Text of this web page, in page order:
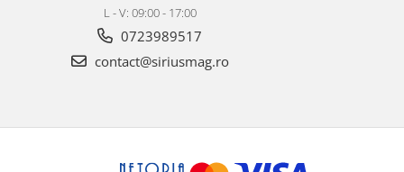
L - V: 09:00 - 17:00
0723989517
contact@siriusmag.ro